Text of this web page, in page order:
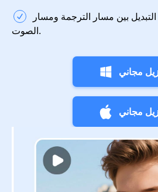
بين مسار الترجمة ومسار
الصوت.
مجاني
مجاني